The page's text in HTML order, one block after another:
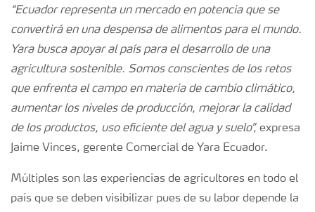
“Ecuador representa un mercado en potencia que se
convertirá en una despensa de alimentos para el mundo.
Yara busca apoyar al país para el desarrollo de una
agricultura sostenible. Somos conscientes de los retos
que enfrenta el campo en materia de cambio climático,
aumentar los niveles de producción, mejorar la calidad
de los productos, uso eficiente del agua y suelo”, expresa
Jaime Vinces, gerente Comercial de Yara Ecuador.
Múltiples son las experiencias de agricultores en todo el
país que se deben visibilizar pues de su labor depende la